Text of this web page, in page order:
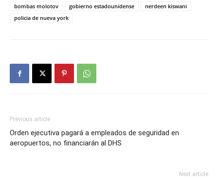
bombas molotov gobierno estadounidense
nerdeen kiswani
policia de nueva york
Previous article
Orden ejecutiva pagará a empleados de seguridad en
aeropuertos, no financiarán al DHS
Next article